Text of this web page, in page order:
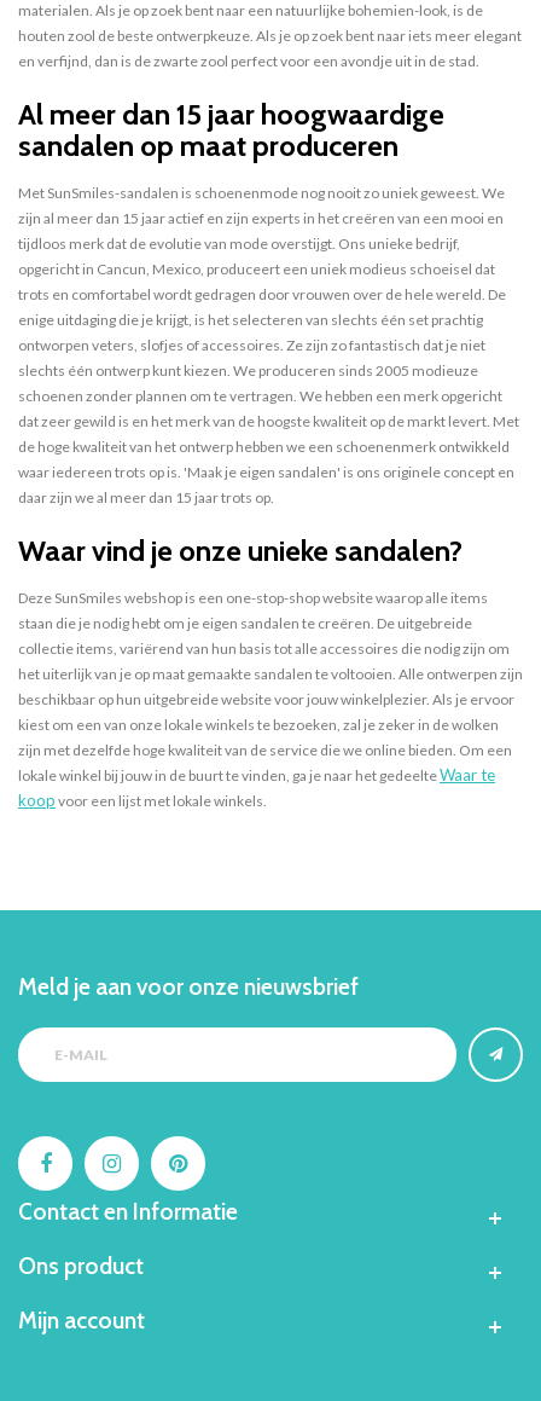
materialen. Als je op zoek bent naar een natuurlijke bohemien-look, is de
houten zool de beste ontwerpkeuze. Als je op zoek bent naar iets meer elegant
en verfijnd, dan is de zwarte zool perfect voor een avondje uit in de stad.
Al meer dan 15 jaar hoogwaardige
sandalen op maat produceren
Met SunSmiles-sandalen is schoenenmode nog nooit zo uniek geweest. We
zijn al meer dan 15 jaar actief en zijn experts in het creëren van een mooi en
tijdloos merk dat de evolutie van mode overstijgt. Ons unieke bedrijf,
opgericht in Cancun, Mexico, produceert een uniek modieus schoeisel dat
trots en comfortabel wordt gedragen door vrouwen over de hele wereld. De
enige uitdaging die je krijgt, is het selecteren van slechts één set prachtig
ontworpen veters, slofjes of accessoires. Ze zijn zo fantastisch dat je niet
slechts één ontwerp kunt kiezen. We produceren sinds 2005 modieuze
schoenen zonder plannen om te vertragen. We hebben een merk opgericht
dat zeer gewild is en het merk van de hoogste kwaliteit op de markt levert. Met
de hoge kwaliteit van het ontwerp hebben we een schoenenmerk ontwikkeld
waar iedereen trots op is. 'Maak je eigen sandalen' is ons originele concept en
daar zijn we al meer dan 15 jaar trots op.
Waar vind je onze unieke sandalen?
Deze SunSmiles webshop is een one-stop-shop website waarop alle items
staan die je nodig hebt om je eigen sandalen te creëren. De uitgebreide
collectie items, variërend van hun basis tot alle accessoires die nodig zijn om
het uiterlijk van je op maat gemaakte sandalen te voltooien. Alle ontwerpen zijn
beschikbaar op hun uitgebreide website voor jouw winkelplezier. Als je ervoor
kiest om een van onze lokale winkels te bezoeken, zal je zeker in de wolken
zijn met dezelfde hoge kwaliteit van de service die we online bieden. Om een
lokale winkel bij jouw in de buurt te vinden, ga je naar het gedeelteWaar te
koop voor een lijst met lokale winkels.
Meld je aan voor onze nieuwsbrief
Contact en Informatie
Ons product
Mijn account